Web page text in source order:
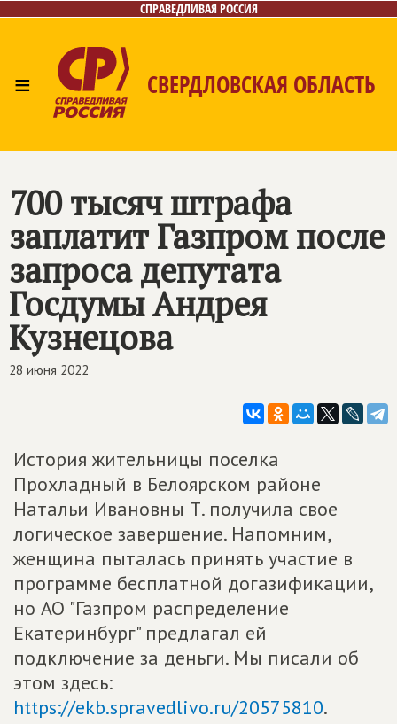
СПРАВЕДЛИВАЯ РОССИЯ
≡ СВЕРДЛОВСКАЯ ОБЛАСТЬ
Поиск
700 тысяч штрафа
заплатит Газпром после
запроса депутата
Госдумы Андрея
Кузнецова
28 июня 2022
История жительницы поселка
Прохладный в Белоярском районе
Натальи Ивановны Т. получила свое
логическое завершение. Напомним,
женщина пыталась принять участие в
программе бесплатной догазификации,
но АО "Газпром распределение
Екатеринбург" предлагал ей
подключение за деньги. Мы писали об
этом здесь:
https://ekb.spravedlivo.ru/20575810.